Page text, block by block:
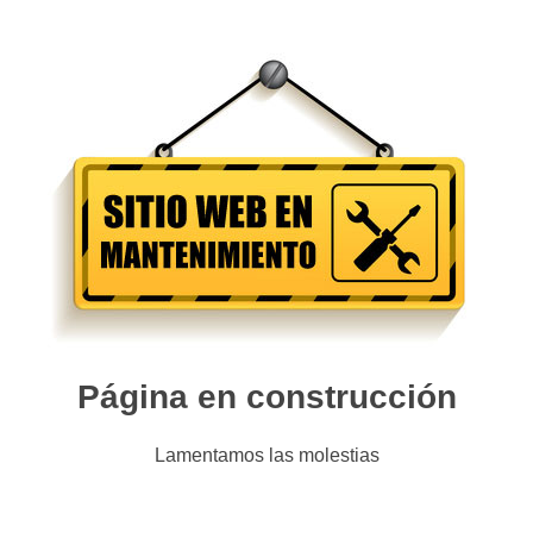
Página en construcción
Lamentamos las molestias